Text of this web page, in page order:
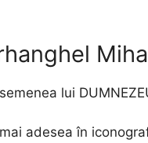
lui
adesea în